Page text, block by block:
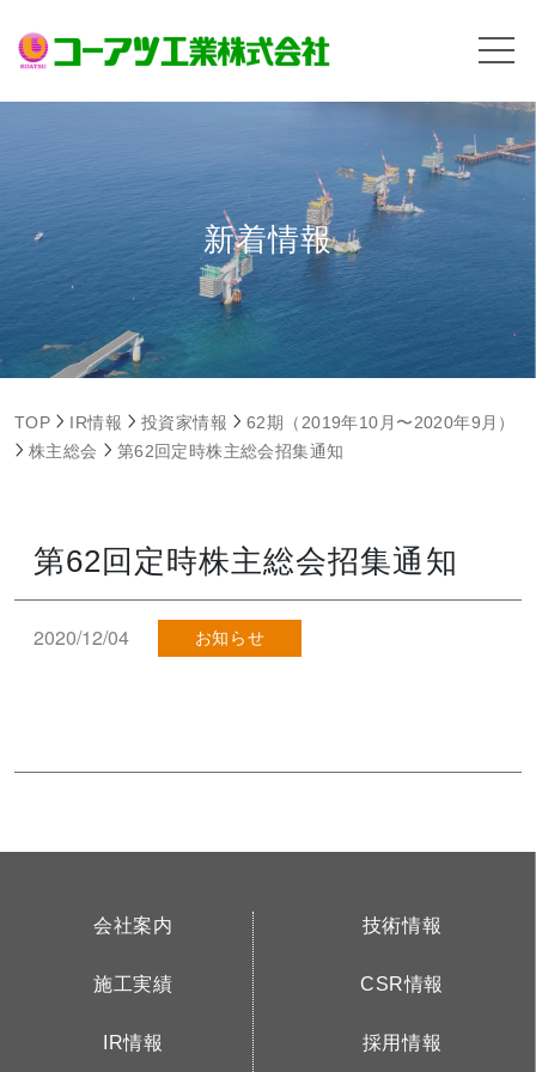
新着情報
TOP IR情報 投資家情報
62期（2019年10月〜2020年9月）
株主総会
第62回定時株主総会招集通知
第62回定時株主総会招集通知
2020/12/04 お知らせ
会社案内
施工実績
IR情報
技術情報
CSR情報
採用情報